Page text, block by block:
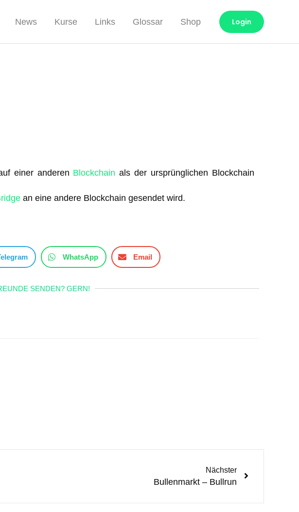
News Kurse Links Glossar Shop Login
einer anderen Blockchain als der ursprünglichen Blockchain
an eine andere Blockchain gesendet wird.
WhatsApp Email
SENDEN? GERN!
Nächster
Bullenmarkt – Bullrun